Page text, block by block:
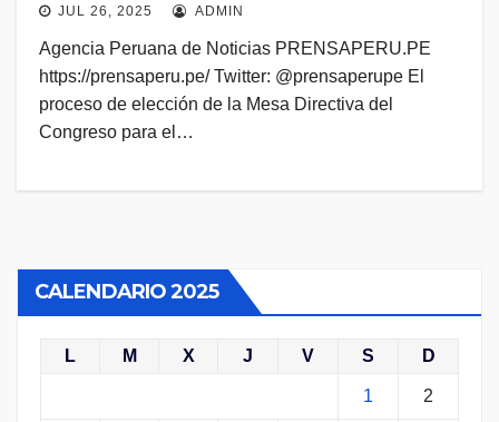
JUL 26, 2025 ADMIN
Agencia Peruana de Noticias PRENSAPERU.PE
https://prensaperu.pe/ Twitter: @prensaperupe El
proceso de elección de la Mesa Directiva del
Congreso para el…
CALENDARIO 2025
L M X J V S D
1 2